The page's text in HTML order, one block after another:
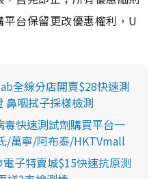
台保留更改優惠權利，U
全線分店開賣$28快速測
鼻咽拭子採樣檢測
毒快速測試劑購買平台一
/萬寧/阿布泰/HKTVmall
電子特賣城$15快速抗原測